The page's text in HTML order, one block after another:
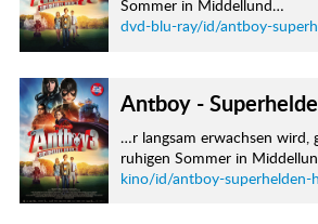
Sommer in Middellund…
dvd-blu-ray/id/antboy-
Antboy -
…r langsam erwachsen wird,
ruhigen Sommer in
kino/id/antboy-superhelden-